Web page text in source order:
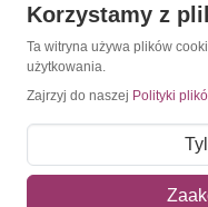
Konto
Moje konto
Mój koszyk
Korzystamy z
Ta witryna używa plików
użytkowania.
Zajrzyj do naszej Polityki